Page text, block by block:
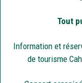
Tout
Information et
de tourisme